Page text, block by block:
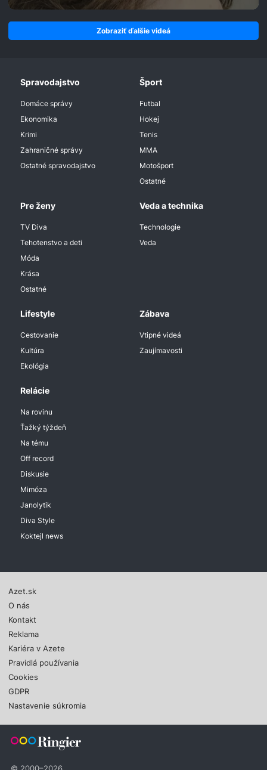
Zobraziť ďalšie videá
Spravodajstvo
Domáce správy
Ekonomika
Krimi
Zahraničné správy
Ostatné spravodajstvo
Šport
Futbal
Hokej
Tenis
MMA
Motošport
Ostatné
Pre ženy
TV Diva
Tehotenstvo a deti
Móda
Krása
Ostatné
Veda a technika
Technologie
Veda
Lifestyle
Cestovanie
Kultúra
Ekológia
Zábava
Vtipné videá
Zaujímavosti
Relácie
Na rovinu
Ťažký týždeň
Na tému
Off record
Diskusie
Mimóza
Janolytik
Diva Style
Koktejl news
Azet.sk
O nás
Kontakt
Reklama
Kariéra v Azete
Pravidlá používania
Cookies
GDPR
Nastavenie súkromia